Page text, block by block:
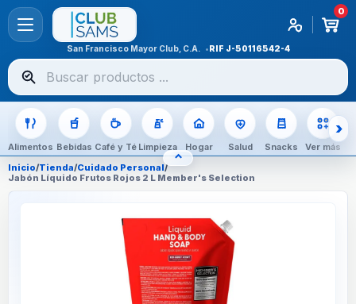
0
San Francisco Mayor Club, C.A. RIF J-50116542-4
Buscar
productos
Alimentos Bebidas Café y Té Limpieza Hogar Salud Snacks Ver más
⌃OCULTAR CATEGORÍAS
Inicio/Tienda/Cuidado Personal/
Jabón Líquido Frutos Rojos 2 L Member's Selection